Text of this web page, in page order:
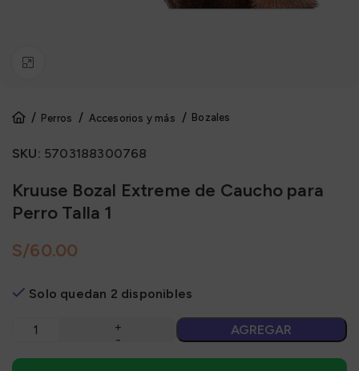
Perros Accesorios y más Bozales
SKU: 5703188300768
Kruuse Bozal Extreme de Caucho para
Perro Talla 1
S/
Solo quedan 2 disponibles
AGREGAR